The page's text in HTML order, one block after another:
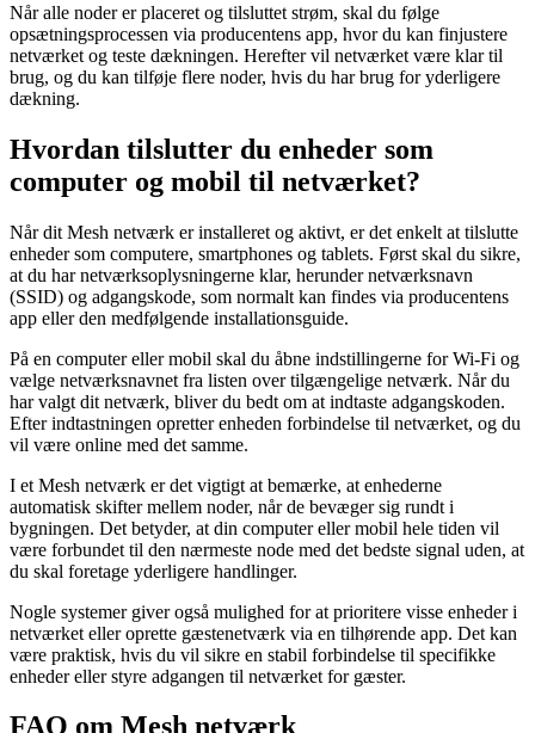
Når alle noder er placeret og tilsluttet strøm, skal du følge
opsætningsprocessen via producentens app, hvor du kan finjustere
netværket og teste dækningen. Herefter vil netværket være klar til
brug, og du kan tilføje flere noder, hvis du har brug for yderligere
dækning.
Hvordan tilslutter du enheder som
computer og mobil til netværket?
Når dit Mesh netværk er installeret og aktivt, er det enkelt at tilslutte
enheder som computere, smartphones og tablets. Først skal du sikre,
at du har netværksoplysningerne klar, herunder netværksnavn
(SSID) og adgangskode, som normalt kan findes via producentens
app eller den medfølgende installationsguide.
På en computer eller mobil skal du åbne indstillingerne for Wi-Fi og
vælge netværksnavnet fra listen over tilgængelige netværk. Når du
har valgt dit netværk, bliver du bedt om at indtaste adgangskoden.
Efter indtastningen opretter enheden forbindelse til netværket, og du
vil være online med det samme.
I et Mesh netværk er det vigtigt at bemærke, at enhederne
automatisk skifter mellem noder, når de bevæger sig rundt i
bygningen. Det betyder, at din computer eller mobil hele tiden vil
være forbundet til den nærmeste node med det bedste signal uden, at
du skal foretage yderligere handlinger.
Nogle systemer giver også mulighed for at prioritere visse enheder i
netværket eller oprette gæstenetværk via en tilhørende app. Det kan
være praktisk, hvis du vil sikre en stabil forbindelse til specifikke
enheder eller styre adgangen til netværket for gæster.
FAQ om Mesh netværk